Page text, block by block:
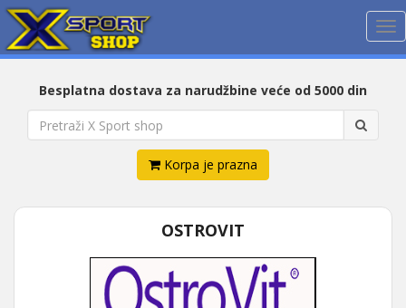
Besplatna dostava za narudžbine veće od 5000 din
Korpa je prazna
OSTROVIT